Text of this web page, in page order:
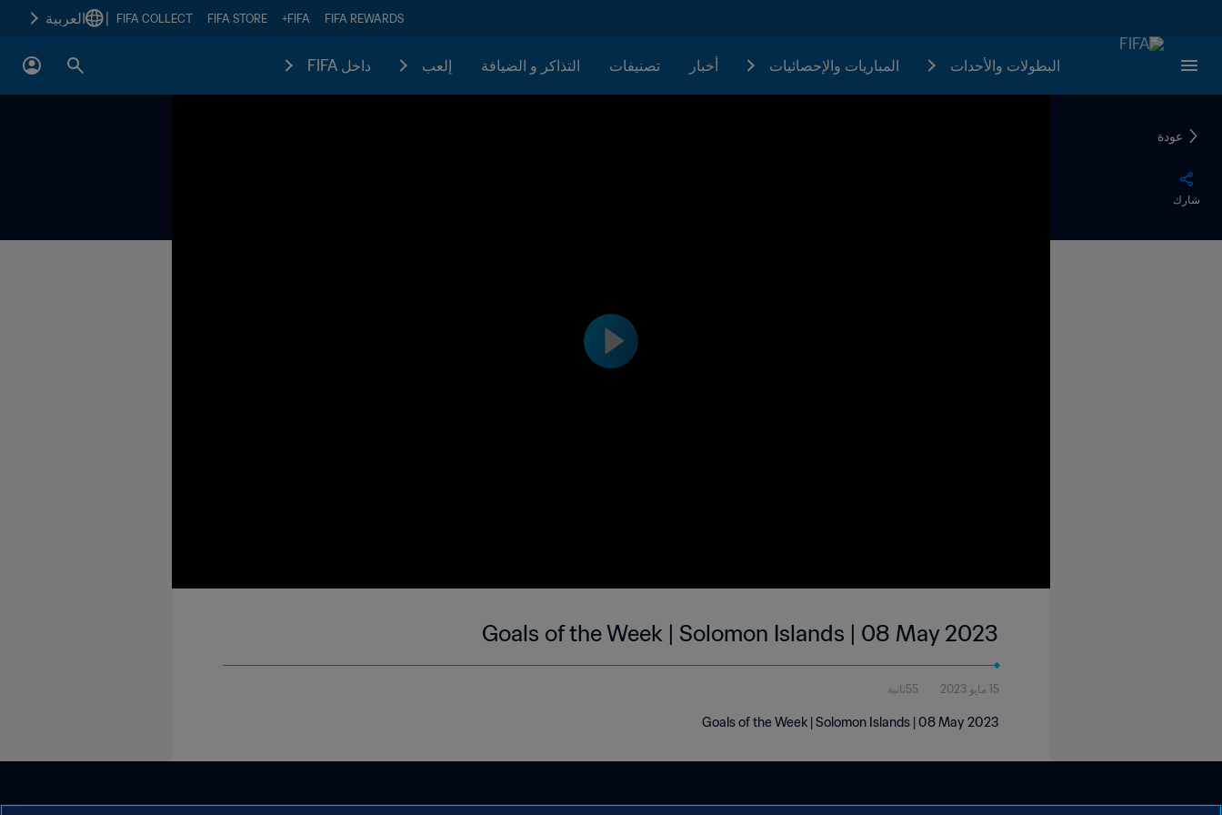
FIFA REWARDS
FIFA+
FIFA STORE
FIFA COLLECT العربية
البطولات والأحدات المباريات والإحصائيات أخبار تصنيفات التذاكر و الضيافة إلعب داخل FIFA
عودة
شارك
Goals of the Week | Solomon Islands | 08 May 2023
15 مايو 2023 55ثانية
Goals of the Week | Solomon Islands | 08 May 2023